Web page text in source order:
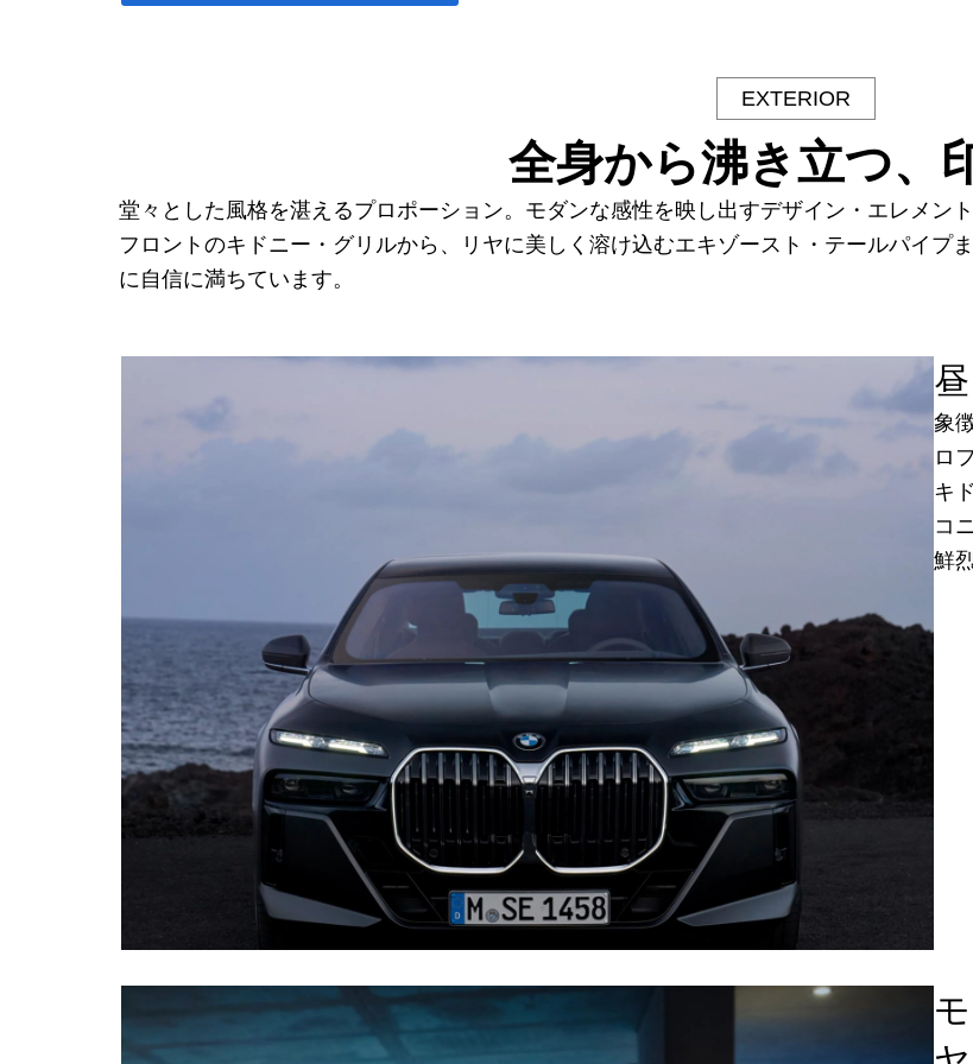
EXTERIOR
全身から沸き立つ、
堂々とした風格を湛えるプロポーション。モダンな感性を映し出すデザイン・エレメン
フロントのキドニー・グリルから、リヤに美しく溶け込むエキゾースト・テールパイプ
に自信に満ちています。
象
ロ
キ
コ
鮮